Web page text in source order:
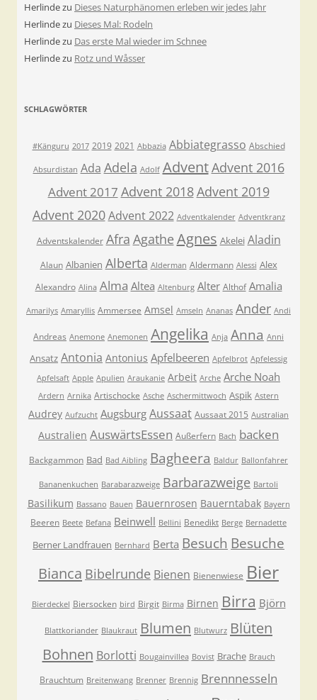
Herlindezu Dieses Naturphänomen erleben wir jedes Jahr
Herlindezu Dieses Mal: Rodeln
Herlindezu Das erste Mal wieder im Schnee
Herlindezu Rotz und Wåsser
SCHLAGWÖRTER
#Känguru 2017 2019 2021 Abbazia Abbiategrasso Abschied
Absurdistan Ada Adela Adolf AdventAdvent 2016
Advent 2017 Advent 2018Advent 2019
Advent 2020 Advent 2022 Adventkalender Adventkranz
Adventskalender Afra Agathe Agnes Akelei Aladin
Alaun Albanien Alberta Alderman Aldermann Alessi Alex
Alexandro Alina Alma Altea Altenburg Alter Althof Amalia
Amarilys Amaryllis Ammersee Amsel Amseln Ananas Ander Andi
Andreas Anemone Anemonen Angelika Anja Anna Anni
Ansatz Antonia Antonius Apfelbeeren Apfelbrot Apfelessig
Apfelsaft Apple Apulien Araukanie Arbeit Arche Arche Noah
Ardern Arnika Artischocke Asche Aschermittwoch Aspik Astern
Audrey Aufzucht Augsburg Aussaat Aussaat 2015 Australian
Australien AuswärtsEssen Außerfern Bach backen
Backgammon Bad Bad Aibling Bagheera Baldur Ballonfahrer
Bananenkuchen Barabarazweige Barbarazweige Bartoli
Basilikum Bassano Bauen Bauernrosen Bauerntabak Bayern
Beeren Beete Befana Beinwell Bellini Benedikt Berge Bernadette
Berner Landfrauen Bernhard Berta Besuch Besuche
Bianca Bibelrunde Bienen Bienenwiese Bier
Bierdeckel Biersocken bird Birgit Birma Birnen Birra Björn
Blattkoriander Blaukraut Blumen Blutwurz Blüten
Bohnen Borlotti Bougainvillea Bovist Brache Brauch
Brauchtum Breitenwang Brenner Brennig Brennnesseln